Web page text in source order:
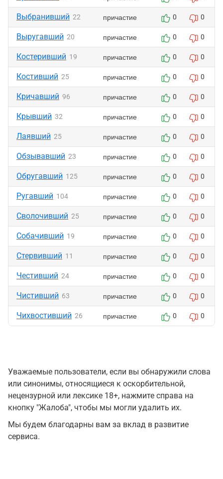
Выбранивший 22 причастие 0 0
Выругавший 20 причастие 0 0
Костеривший 19 причастие 0 0
Костивший 25 причастие 0 0
Кричавший 96 причастие 0 0
Крывший 32 причастие 0 0
Лаявший 25 причастие 0 0
Обзывавший 23 причастие 0 0
Обругавший 125 причастие 0 0
Ругавший 104 причастие 0 0
Сволочивший 25 причастие 0 0
Собачивший 19 причастие 0 0
Стервивший 11 причастие 0 0
Честивший 24 причастие 0 0
Чистивший 63 причастие 0 0
Чихвостивший 26 причастие 0 0
Уважаемые пользователи, если вы обнаружили слова
или синонимы, относящиеся к оскорбительной,
нецензурной или лексике 18+, нажмите справа на
кнопку "Жалоба", чтобы мы могли удалить их.
Мы будем благодарны вам за вклад в развитие
сервиса.